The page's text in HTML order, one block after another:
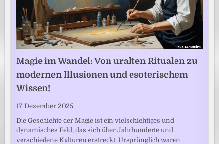
Magie im Wandel: Von uralten Ritualen zu
modernen Illusionen und esoterischem
Wissen!
17. Dezember 2025
Die Geschichte der Magie ist ein vielschichtiges und
dynamisches Feld, das sich über Jahrhunderte und
verschiedene Kulturen erstreckt. Ursprünglich waren